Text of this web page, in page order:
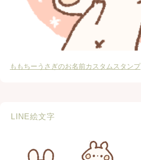
ももちーうさぎのお名前カスタムスタンプ
LINE絵文字